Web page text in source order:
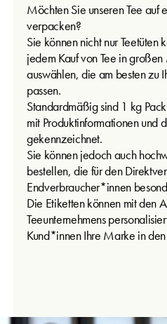
Möchten Sie unseren Tee auf
verpacken?
Sie können nicht nur Teetüten
jedem Kauf von Tee in
auswählen, die am besten zu
passen.
Standardmäßig sind 1 kg
mit Produktinformationen und
gekennzeichnet.
Sie können jedoch auch
bestellen, die für den
Endverbraucher*innen
Die Etiketten können mit den
Teeunternehmens
Kund*innen Ihre Marke in